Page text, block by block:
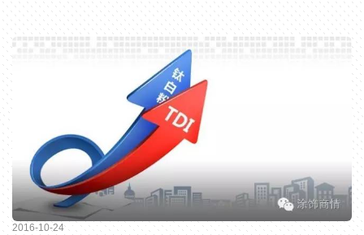
2016-10-24